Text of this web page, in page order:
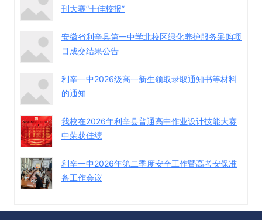
刊大赛“十佳校报”
安徽省利辛县第一中学北校区绿化养护服务采购项
目成交结果公告
利辛一中2026级高一新生领取录取通知书等材料
的通知
我校在2026年利辛县普通高中作业设计技能大赛
中荣获佳绩
利辛一中2026年第二季度安全工作暨高考安保准
备工作会议